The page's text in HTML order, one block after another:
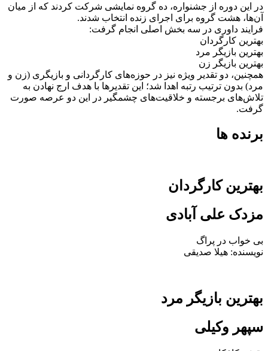
در این دوره از جشنواره، ده گروه نمایشی شرکت کردند که از میان
آن‌ها، هشت گروه برای اجرای زنده انتخاب شدند.
فرایند داوری در سه بخش اصلی انجام گرفت:
بهترین کارگردان
بهترین بازیگر مرد
بهترین بازیگر زن
همچنین، دو تقدیر ویژه نیز در حوزه‌های کارگردانی و بازیگری (زن و
مرد) بدون ترتیب رتبه اهدا شد؛ این تقدیرها با هدف ارج نهادن به
تلاش‌های برجسته و خلاقیت‌های چشمگیر در این دو عرصه صورت
گرفت.
برنده ها
بهترین کارگردان
مزدک علی‌ آبادی
بی‌ خواب در پراگ
نویسنده: هیلا صدیقی
بهترین بازیگر مرد
سپهر وکیلی